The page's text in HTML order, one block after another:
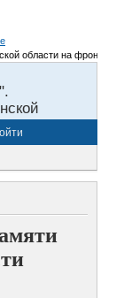
области на фронты